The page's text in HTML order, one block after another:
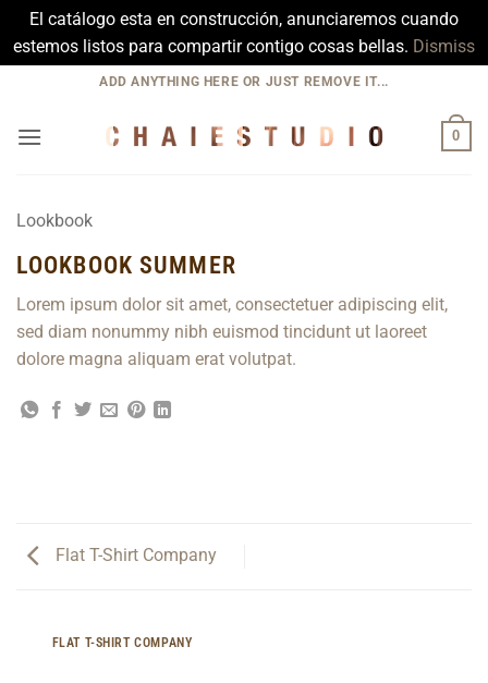
El catálogo esta en construcción, anunciaremos cuando
estemos listos para compartir contigo cosas bellas. Dismiss
content
ADD ANYTHING HERE OR JUST REMOVE IT...
0
Lookbook
LOOKBOOK SUMMER
Lorem ipsum dolor sit amet, consectetuer adipiscing elit,
sed diam nonummy nibh euismod tincidunt ut laoreet
dolore magna aliquam erat volutpat.
Flat T-Shirt Company
FLAT T-SHIRT COMPANY